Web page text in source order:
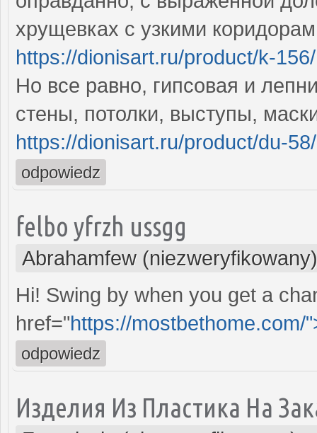
хрущевках с узкими
https://dionisart.ru/product/k-156/
Но все равно, гипсовая и
стены, потолки, выступы,
https://dionisart.ru/product/du-58/
odpowiedz
felbo yfrzh ussgg
Abrahamfew (niezweryfikowany)
Hi! Swing by when you get a
href="https://mostbethome.com/
odpowiedz
Изделия Из Пластика На